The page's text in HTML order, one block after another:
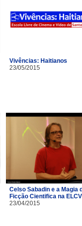
Vivências: Haitianos
23/05/2015
Celso Sabadin e a Magia
Ficção Cientifica na ELCV
23/04/2015